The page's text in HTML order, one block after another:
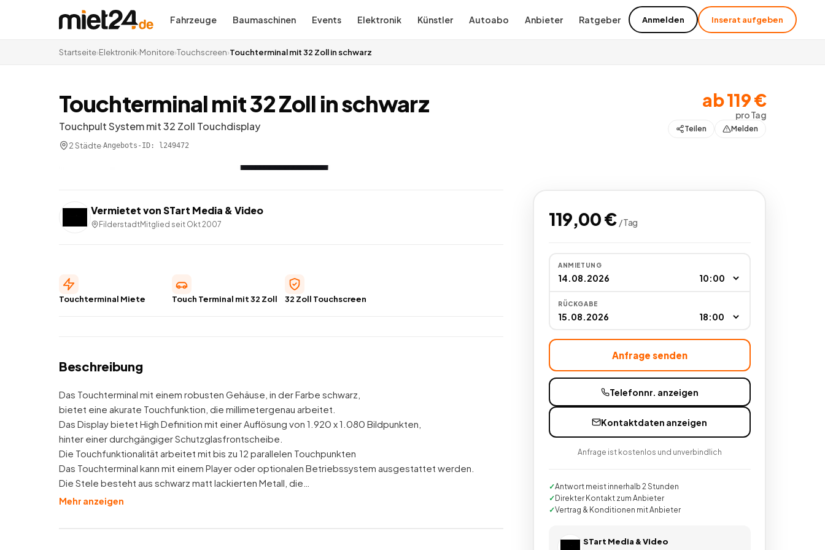
Fahrzeuge Baumaschinen Events Elektronik Künstler Autoabo Anbieter Ratgeber Anmelden Inserat aufgeben
Startseite›Elektronik›Monitore›Touchscreen›Touchterminal mit 32 Zoll in schwarz
Touchterminal mit 32 Zoll in schwarz
Touchpult System mit 32 Zoll Touchdisplay
2 Städte·Angebots-ID: l249472
ab119€
proTag
Teilen Melden
Vermietet vonSTart Media & Video
FilderstadtMitglied seit Okt 2007
Touchterminal Miete Touch Terminal mit 32 Zoll 32 Zoll Touchscreen
Beschreibung
Das Touchterminal mit einem robusten Gehäuse, in der Farbe schwarz,
bietet eine akurate Touchfunktion, die millimetergenau arbeitet.
Das Display bietet High Definition mit einer Auflösung von 1.920 x 1.080 Bildpunkten,
hinter einer durchgängiger Schutzglasfrontscheibe.
Die Touchfunktionalität arbeitet mit bis zu 12 parallelen Touchpunkten
Das Touchterminal kann mit einem Player oder optionalen Betriebssystem ausgestattet werden.
Die Stele besteht aus schwarz matt lackierten Metall, die…
Mehr anzeigen
119,00€ /Tag
ANMIETUNG
RÜCKGABE
Anfrage senden
Telefonnr. anzeigen
Kontaktdaten anzeigen
Anfrage ist kostenlos und unverbindlich
Antwort meist innerhalb 2 Stunden
Direkter Kontakt zum Anbieter
Vertrag & Konditionen mit Anbieter
STart Media & Video